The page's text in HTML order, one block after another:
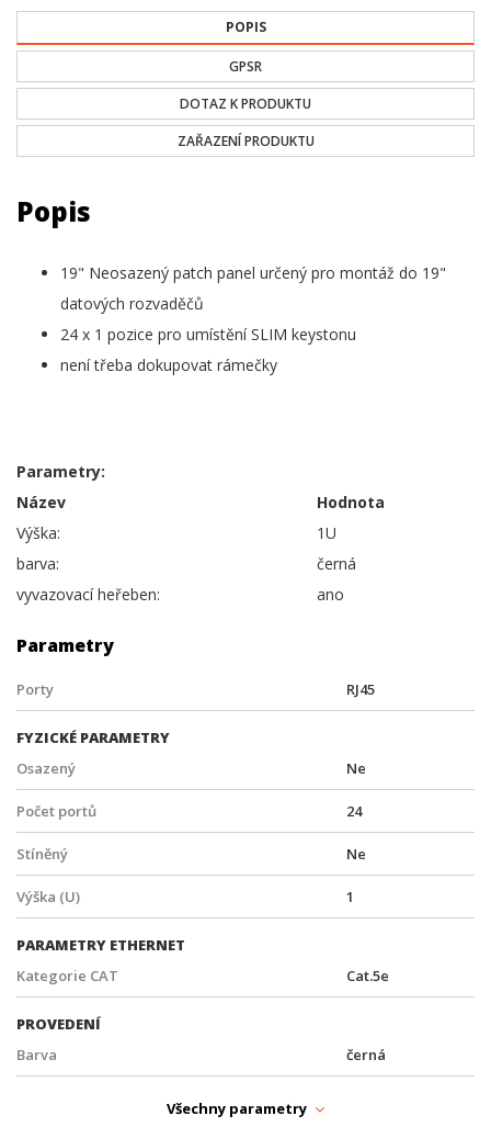
POPIS
GPSR
DOTAZ K PRODUKTU
ZAŘAZENÍ PRODUKTU
Popis
19" Neosazený patch panel určený pro montáž do 19"
datových rozvaděčů
24 x 1 pozice pro umístění SLIM keystonu
není třeba dokupovat rámečky
Parametry:
Název
Hodnota
Výška:
1U
barva:
černá
vyvazovací heřeben:
ano
Parametry
Porty RJ45
FYZICKÉ PARAMETRY
Osazený
Ne
Počet portů 24
Stíněný Ne
Výška (U) 1
PARAMETRY ETHERNET
Kategorie CAT
Cat.5e
PROVEDENÍ
Barva
černá
Všechny parametry